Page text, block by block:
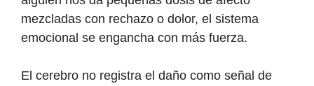
mezcladas con rechazo o dolor, el sistema
emocional se engancha con más fuerza.
El cerebro no registra el daño como señal de